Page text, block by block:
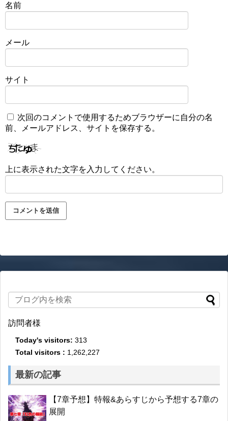
名前
メール
サイト
次回のコメントで使用するためブラウザーに自分の名
前、メールアドレス、サイトを保存する。
上に表示された文字を入力してください。
訪問者様
Today's visitors: 313
Total visitors : 1,262,227
最新の記事
【7章予想】特報&あらすじから予想する7章の
展開